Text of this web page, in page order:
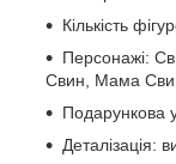
Кількість
Персонажі:
Свин, Мама
Подарункова
Деталізація: